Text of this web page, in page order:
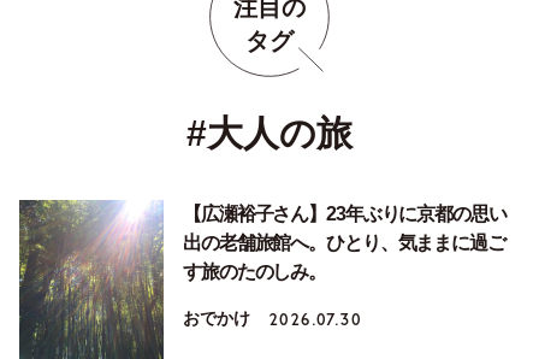
注目の
タグ
#大人の旅
【広瀬裕子さん】23年ぶりに京都の思い
出の老舗旅館へ。ひとり、気ままに過ご
す旅のたのしみ。
おでかけ 2026.07.30